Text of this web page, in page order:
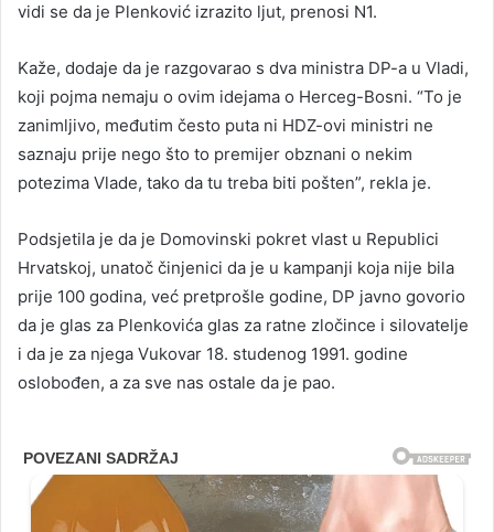
vidi se da je Plenković izrazito ljut, prenosi N1.
Kaže, dodaje da je razgovarao s dva ministra DP-a u Vladi,
koji pojma nemaju o ovim idejama o Herceg-Bosni. “To je
zanimljivo, međutim često puta ni HDZ-ovi ministri ne
saznaju prije nego što to premijer obznani o nekim
potezima Vlade, tako da tu treba biti pošten”, rekla je.
Podsjetila je da je Domovinski pokret vlast u Republici
Hrvatskoj, unatoč činjenici da je u kampanji koja nije bila
prije 100 godina, već pretprošle godine, DP javno govorio
da je glas za Plenkovića glas za ratne zločince i silovatelje
i da je za njega Vukovar 18. studenog 1991. godine
oslobođen, a za sve nas ostale da je pao.